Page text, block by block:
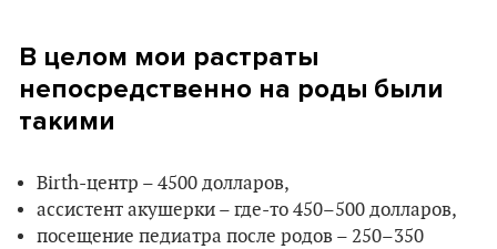
В целом мои растраты
непосредственно на роды были
такими
Birth-центр – 4500 долларов,
ассистент акушерки – где-то 450–500 долларов,
посещение педиатра после родов – 250–350